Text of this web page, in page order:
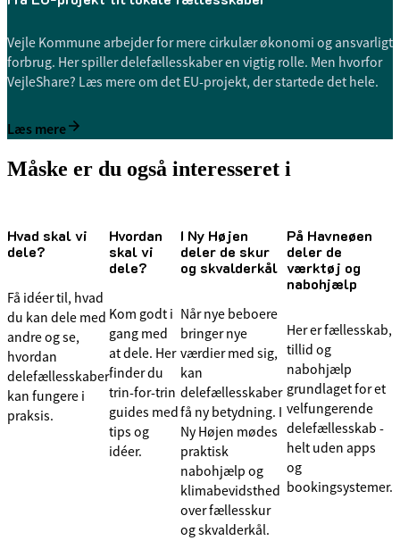
Vejle Kommune arbejder for mere cirkulær økonomi og ansvarligt
forbrug. Her spiller delefællesskaber en vigtig rolle. Men hvorfor
VejleShare? Læs mere om det EU-projekt, der startede det hele.
Læs mere
Måske er du også interesseret i
Hvad skal vi
dele?
Få idéer til, hvad
du kan dele med
andre og se,
hvordan
delefællesskaber
kan fungere i
praksis.
Hvordan
skal vi
dele?
Kom godt i
gang med
at dele. Her
finder du
trin-for-trin
guides med
tips og
idéer.
I Ny Højen
deler de skur
og skvalderkål
Når nye beboere
bringer nye
værdier med sig,
kan
delefællesskaber
få ny betydning. I
Ny Højen mødes
praktisk
nabohjælp og
klimabevidsthed
over fællesskur
og skvalderkål.
På Havneøen
deler de
værktøj og
nabohjælp
Her er fællesskab,
tillid og
nabohjælp
grundlaget for et
velfungerende
delefællesskab -
helt uden apps
og
bookingsystemer.